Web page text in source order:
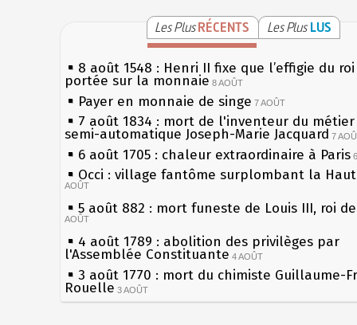
Les PlusRÉCENTS Les Plus LUS
8 août 1548 : Henri II fixe que l’effigie du
portée sur la monnaie 8 AOÛT
Payer en monnaie de singe 7 AOÛT
7 août 1834 : mort de l'inventeur du
semi-automatique Joseph-Marie Jacquard 7
6 août 1705 : chaleur extraordinaire à Paris
Occi : village fantôme surplombant la
AOÛT
5 août 882 : mort funeste de Louis III, roi
AOÛT
4 août 1789 : abolition des privilèges par
l'Assemblée Constituante 4 AOÛT
3 août 1770 : mort du chimiste Guillaume-
Rouelle 3 AOÛT
Musée Jean de La Fontaine : réouverture